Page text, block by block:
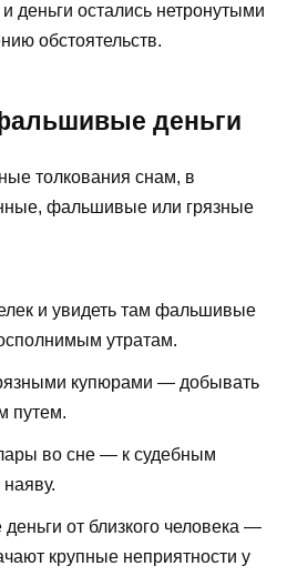
деньги остались нетронутыми
обстоятельств.
деньги
толкования снам, в
фальшивые или грязные
и увидеть там фальшивые
утратам.
купюрами — добывать
путем.
во сне — к судебным
от близкого человека —
крупные неприятности у